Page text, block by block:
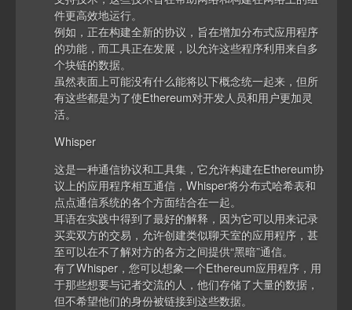
件更高效地运行。
例如，正在构建全新的协议，旨在增加分布式应用程序
的功能，而工具正在发展，以允许这些程序利用来自多
个块链的数据。
虽然表面上可能没有什么能将以下概念统一起来，但所
有这些都是为了使Ethereum对开发人员和用户更加灵
活。
Whisper
这是一种通信协议和工具集，它允许构建在Ethereum协
议上的应用程序相互通信，Whisper将分布式哈希表和
点点通信系统的各个方面结合在一起。
耳语在实践中得到了最好的解释，因为它可以用来记录
买卖双方的交易，允许创建类似聊天室的应用程序，甚
至可以在不了解对方的各方之间提供“黑暗”通信。
有了Whisper，您可以想象一个Ethereum应用程序，用
于那些想要与记者交流的人，他们存储了大量的数据，
但不希望他们的身份被链接到这些数据。